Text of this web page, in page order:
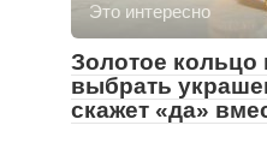
Это интересно
Золотое кольцо
выбрать
скажет «да»